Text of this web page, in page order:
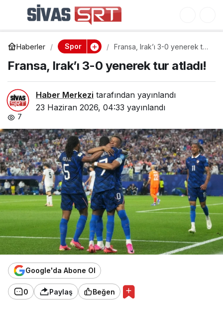
Haberler Spor
Fransa, Irak’ı 3-0 yenerek tur
Fransa, Irak’ı 3-0 yenerek tur atladı!
Haber Merkezi tarafından yayınlandı
23 Haziran 2026, 04:33 yayınlandı
7
Google'da Abone Ol
0 Paylaş Beğen
Fransa, Irak’ı 3-0